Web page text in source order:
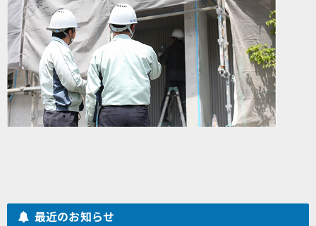
最近のお知らせ